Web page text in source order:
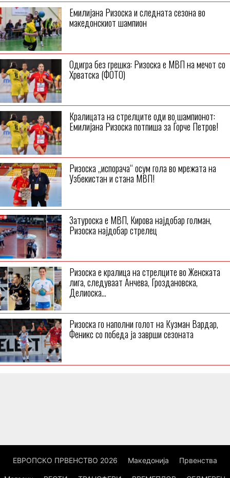
Емилијана Ризоска и следната сезона во
македонскиот шампион
Одигра без грешка: Ризоска е МВП на мечот со
Хрватска (ФОТО)
Кралицата на стрелците оди во шампионот:
Емилијана Ризоска потпиша за Ѓорче Петров!
Ризоска „испорача“ осум гола во мрежата на
Узбекистан и стана МВП!
Затуроска е МВП, Кирова најдобар голман,
Ризоска најдобар стрелец
Ризоска e кралица на стрелците во Женската
лига, следуваат Анчева, Гроздановска,
Делиоскa…
Ризоска го наполни голот на Кузман Вардар,
Феникс со победа ја заврши сезоната
ЕВРОПСКО ПРВЕНСТВО 2026 Македонија Првенства